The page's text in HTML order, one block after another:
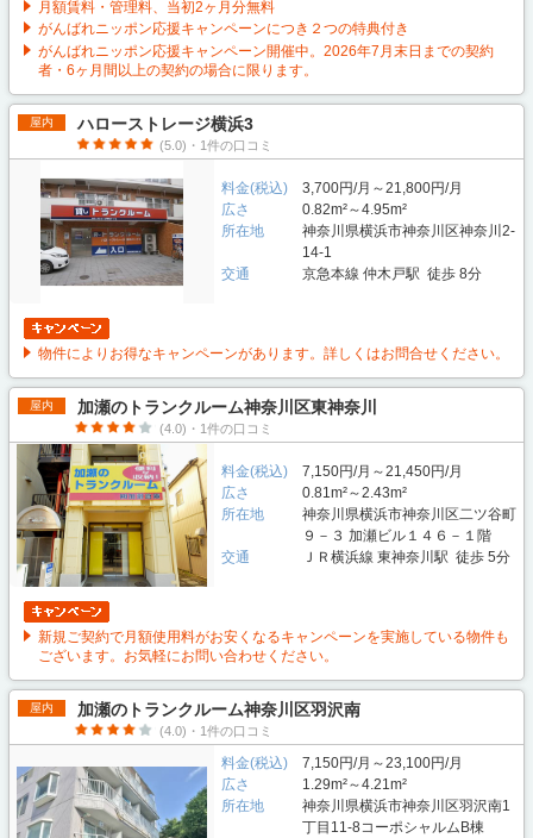
月額賃料・管理料、当初2ヶ月分無料
がんばれニッポン応援キャンペーンにつき２つの特典付き
がんばれニッポン応援キャンペーン開催中。2026年7月末日までの契約
者・6ヶ月間以上の契約の場合に限ります。
屋内 ハローストレージ横浜3
(5.0)・1件の口コミ
料金(税込)
3,700円/月～21,800円/月
広さ
0.82m²～4.95m²
所在地
神奈川県横浜市神奈川区神奈川2-
14-1
交通
京急本線 仲木戸駅 徒歩 8分
物件によりお得なキャンペーンがあります。詳しくはお問合せください。
屋内 加瀬のトランクルーム神奈川区東神奈川
(4.0)・1件の口コミ
料金(税込)
7,150円/月～21,450円/月
広さ
0.81m²～2.43m²
所在地
神奈川県横浜市神奈川区二ツ谷町
９－３ 加瀬ビル１４６－１階
交通
ＪＲ横浜線 東神奈川駅 徒歩 5分
新規ご契約で月額使用料がお安くなるキャンペーンを実施している物件も
ございます。お気軽にお問い合わせください。
屋内 加瀬のトランクルーム神奈川区羽沢南
(4.0)・1件の口コミ
料金(税込)
7,150円/月～23,100円/月
広さ
1.29m²～4.21m²
所在地
神奈川県横浜市神奈川区羽沢南1
丁目11-8コーポシャルムB棟